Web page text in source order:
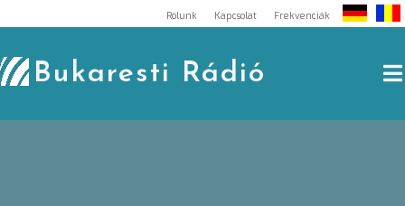
to
content
Rólunk Kapcsolat Frekvenciák
Bukaresti Rádió